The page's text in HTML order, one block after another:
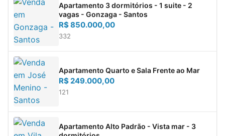
Apartamento 3 dormitórios - 1 suite - 2
vagas - Gonzaga - Santos
R$ 850.000,00
3
quartos
3
banh.
2
vagas
Apartamento Quarto e Sala Frente ao Mar
R$ 249.000,00
1
quarto
2
banh.
1
vaga
Apartamento Alto Padrão - Vista mar - 3